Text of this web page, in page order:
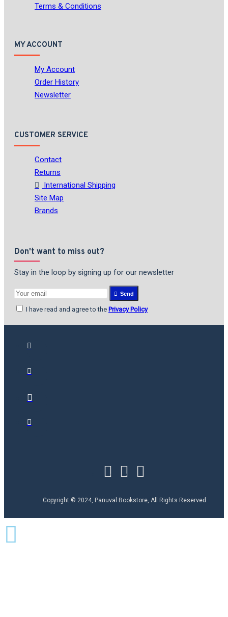
Terms & Conditions
MY ACCOUNT
My Account
Order History
Newsletter
CUSTOMER SERVICE
Contact
Returns
International Shipping
Site Map
Brands
Don't want to miss out?
Stay in the loop by signing up for our newsletter
Send
I have read and agree to the Privacy Policy
Copyright © 2024, Panuval Bookstore, All Rights Reserved